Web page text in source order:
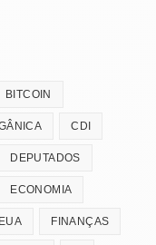
BITCOIN
CDI
DEPUTADOS
ECONOMIA
EUA FINANÇAS